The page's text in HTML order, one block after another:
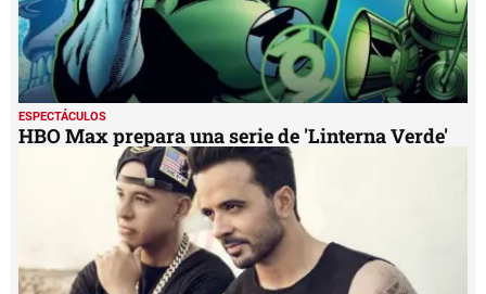
ESPECTÁCULOS
HBO Max prepara una serie de 'Linterna Verde'